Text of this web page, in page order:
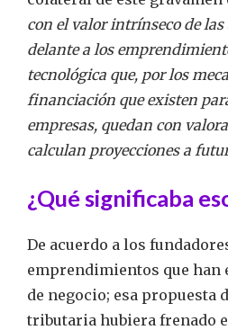
con el valor intrínseco de las
delante a los
tecnológica que, por los
financiación que existen
empresas, quedan con
calculan proyecciones a
¿Qué significaba
De acuerdo a los
emprendimientos que han
de negocio; esa propuesta
tributaria hubiera frenado